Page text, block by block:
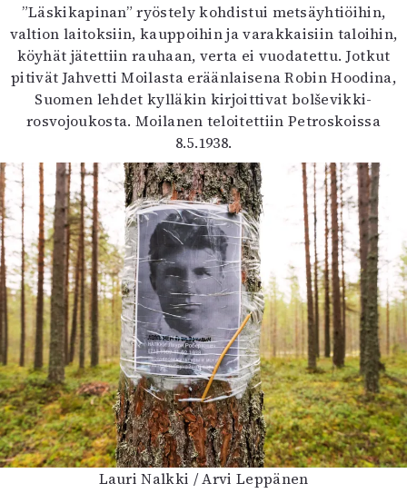
”Läskikapinan” ryöstely kohdistui metsäyhtiöihin,
valtion laitoksiin, kauppoihin ja varakkaisiin taloihin,
köyhät jätettiin rauhaan, verta ei vuodatettu. Jotkut
pitivät Jahvetti Moilasta eräänlaisena Robin Hoodina,
Suomen lehdet kylläkin kirjoittivat bolševikki-
rosvojoukosta. Moilanen teloitettiin Petroskoissa
8.5.1938.
Lauri Nalkki / Arvi Leppänen